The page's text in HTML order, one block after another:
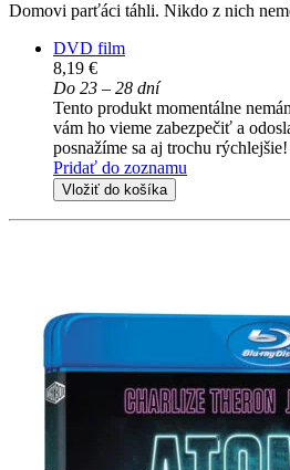
Domovi parťáci táhli. Nikdo z nich
DVD film
8,19 €
Do 23 – 28 dní
Tento produkt momentálne
vám ho vieme zabezpečiť a
posnažíme sa aj trochu rýchlejšie!
Pridať do zoznamu
Vložiť do košíka